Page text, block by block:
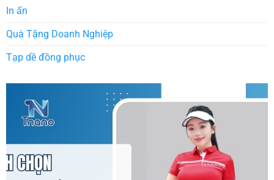
In ấn
Quà Tặng Doanh Nghiệp
Tạp dề đồng phục